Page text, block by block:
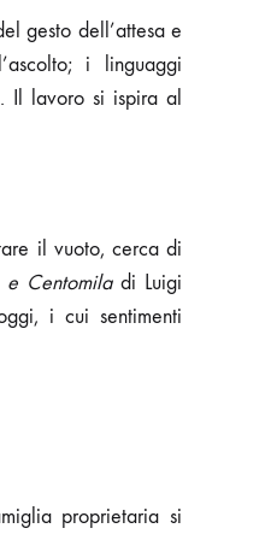
gesto dell’attesa e
i linguaggi
Il lavoro si ispira al
il vuoto, cerca di
e Centomiladi Luigi
i cui sentimenti
proprietaria si